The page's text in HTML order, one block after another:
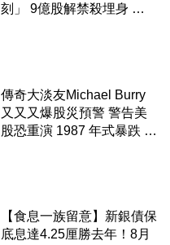
刻」 9億股解禁殺埋身 拆
傳奇大淡友Michael Burry
又又又爆股災預警 警告美
股恐重演 1987 年式暴跌 企
【食息一族留意】新銀債保
底息達4.25厘勝去年！8月